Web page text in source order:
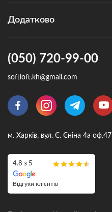
Додатково
(050) 720-99-00
softloft.kh@gmail.com
м. Харків, вул. Є. Єніна 4а оф.47
4.8 з 5
Відгуки клієнтів